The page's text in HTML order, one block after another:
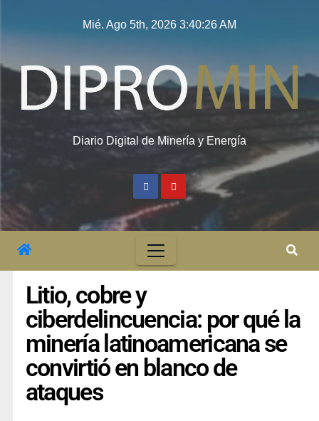
Mié. Ago 5th, 2026 3:40:27 AM
Diario Digital de Minería y Energía
Litio, cobre y
ciberdelincuencia: por qué la
minería latinoamericana se
convirtió en blanco de
ataques